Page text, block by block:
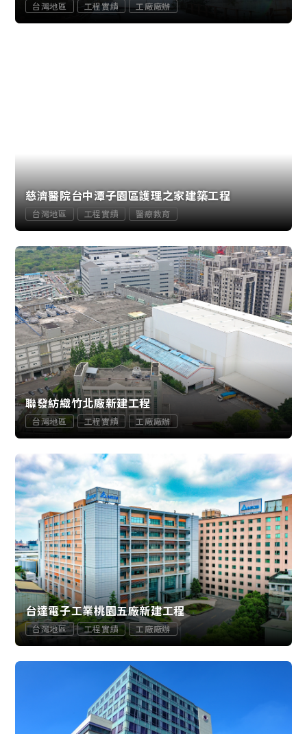
台灣地區 工程實績 工廠廠辦
慈濟醫院台中潭子園區護理之家建築工程
台灣地區 工程實績 醫療教育
聯發紡織竹北廠新建工程
台灣地區 工程實績 工廠廠辦
台達電子工業桃園五廠新建工程
台灣地區 工程實績 工廠廠辦